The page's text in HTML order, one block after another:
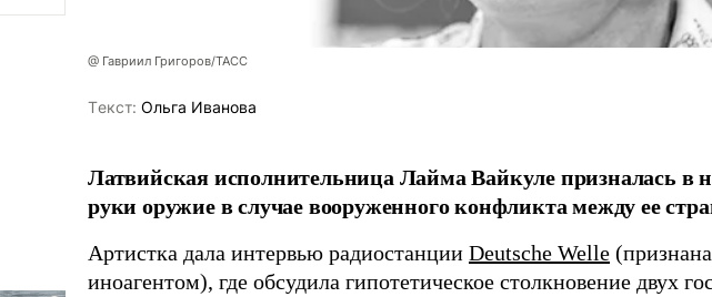
@ Гавриил Григоров/ТАСС
Tекст: Ольга Иванова
Латвийская исполнительница Лайма Вайкуле призналась в
руки оружие в случае вооруженного конфликта между ее
Артистка дала интервью радиостанции Deutsche Welle
иноагентом), где обсудила гипотетическое столкновение двух